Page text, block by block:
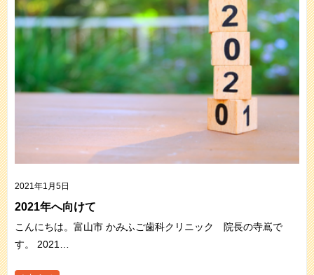
2021年1月5日
2021年へ向けて
こんにちは。富山市 かみふご歯科クリニック 院長の寺嶌で
す。 2021…